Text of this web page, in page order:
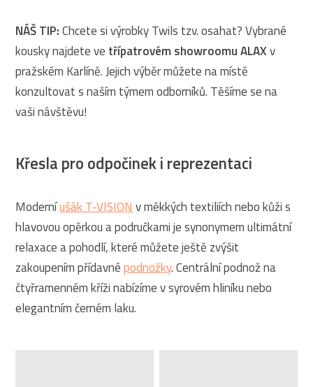
NÁŠ TIP:Chcete si výrobky Twils tzv. osahat? Vybrané
kousky najdete ve třípatrovém showroomu ALAXv
pražském Karlíně. Jejich výběr můžete na místě
konzultovat s naším týmem odborníků. Těšíme se na
vaši návštěvu!
Křesla pro odpočinek i reprezentaci
Moderníušák T-VISION v měkkých textiliích nebo kůži s
hlavovou opěrkou a područkami je synonymem ultimátní
relaxace a pohodlí, které můžete ještě zvýšit
zakoupením přídavnépodnožky. Centrální podnož na
čtyřramenném kříži nabízíme v syrovém hliníku nebo
elegantním černém laku.